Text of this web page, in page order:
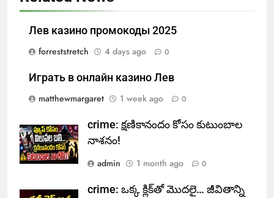
Лев казино промокоды 2025
forreststretch
4 days ago 0
Играть в онлайн казино Лев
matthewmargaret
1 week ago 0
crime: క్షణికానందం కోసం కుటుంబాల
నాశనం!
admin
1 month ago 0
crime: ఒక్క క్లిక్‌తో మొదలై… జీవితాన్ని